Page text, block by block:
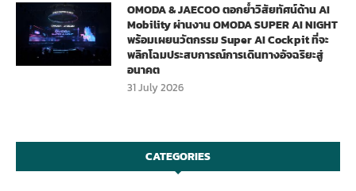
OMODA & JAECOO ตอกย้ำวิสัยทัศน์ด้าน AI
Mobility ผ่านงาน OMODA SUPER AI NIGHT
พร้อมเผยนวัตกรรม Super AI Cockpit ที่จะ
พลิกโฉมประสบการณ์การเดินทางอัจฉริยะสู่
อนาคต
31 July 2026
CATEGORIES